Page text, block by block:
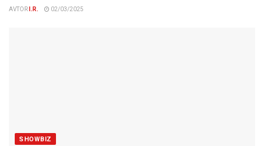
AVTOR I.R. 02/03/2025
SHOWBIZ